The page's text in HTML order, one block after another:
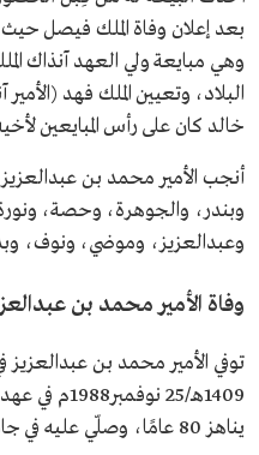
بعد إعلان وفاة الملك فيصل
وهي مبايعة ولي العهد آنذاك
البلاد، وتعيين الملك فهد
خالد كان على رأس المبايعين
وبندر، والجوهرة، وحصة،
وعبدالعزيز، وموضي، ونوف،
وفاة الأمير محمد بن
1409هـ/25
يناهز 80 عامًا، وصلّي عليه في جامع الملك عبدالعزيز في الرياض.